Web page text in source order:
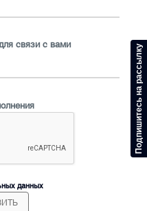
связи с вами
данных
Подпишитесь на рассылку